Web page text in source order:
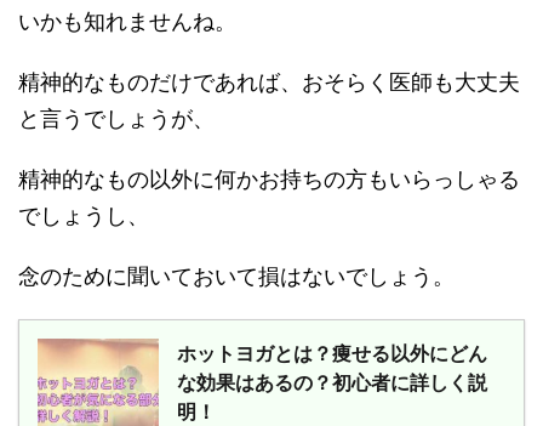
いかも知れませんね。
精神的なものだけであれば、おそらく医師も大丈夫
と言うでしょうが、
精神的なもの以外に何かお持ちの方もいらっしゃる
でしょうし、
念のために聞いておいて損はないでしょう。
ホットヨガとは？痩せる以外にどん
な効果はあるの？初心者に詳しく説
明！